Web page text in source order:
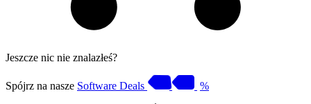
Jeszcze nic nie znalazłeś?
Spójrz na nasze Software Deals %